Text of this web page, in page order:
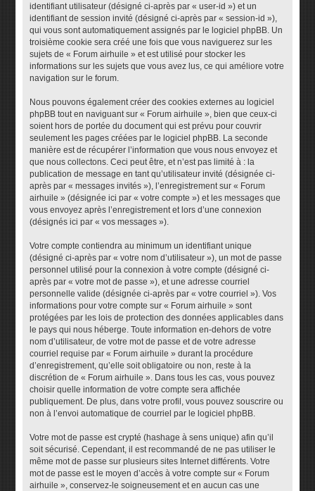
identifiant utilisateur (désigné ci-après par « user-id ») et un
identifiant de session invité (désigné ci-après par « session-id »),
qui vous sont automatiquement assignés par le logiciel phpBB. Un
troisième cookie sera créé une fois que vous naviguerez sur les
sujets de « Forum airhuile » et est utilisé pour stocker les
informations sur les sujets que vous avez lus, ce qui améliore votre
navigation sur le forum.
Nous pouvons également créer des cookies externes au logiciel
phpBB tout en naviguant sur « Forum airhuile », bien que ceux-ci
soient hors de portée du document qui est prévu pour couvrir
seulement les pages créées par le logiciel phpBB. La seconde
manière est de récupérer l’information que vous nous envoyez et
que nous collectons. Ceci peut être, et n’est pas limité à : la
publication de message en tant qu’utilisateur invité (désignée ci-
après par « messages invités »), l’enregistrement sur « Forum
airhuile » (désignée ici par « votre compte ») et les messages que
vous envoyez après l’enregistrement et lors d’une connexion
(désignés ici par « vos messages »).
Votre compte contiendra au minimum un identifiant unique
(désigné ci-après par « votre nom d’utilisateur »), un mot de passe
personnel utilisé pour la connexion à votre compte (désigné ci-
après par « votre mot de passe »), et une adresse courriel
personnelle valide (désignée ci-après par « votre courriel »). Vos
informations pour votre compte sur « Forum airhuile » sont
protégées par les lois de protection des données applicables dans
le pays qui nous héberge. Toute information en-dehors de votre
nom d’utilisateur, de votre mot de passe et de votre adresse
courriel requise par « Forum airhuile » durant la procédure
d’enregistrement, qu’elle soit obligatoire ou non, reste à la
discrétion de « Forum airhuile ». Dans tous les cas, vous pouvez
choisir quelle information de votre compte sera affichée
publiquement. De plus, dans votre profil, vous pouvez souscrire ou
non à l’envoi automatique de courriel par le logiciel phpBB.
Votre mot de passe est crypté (hashage à sens unique) afin qu’il
soit sécurisé. Cependant, il est recommandé de ne pas utiliser le
même mot de passe sur plusieurs sites Internet différents. Votre
mot de passe est le moyen d’accès à votre compte sur « Forum
airhuile », conservez-le soigneusement et en aucun cas une